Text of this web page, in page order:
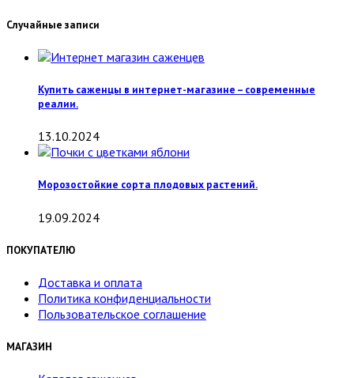
Случайные записи
Купить саженцы в интернет-магазине – современные
реалии.
13.10.2024
Морозостойкие сорта плодовых растений.
19.09.2024
ПОКУПАТЕЛЮ
Доставка и оплата
Политика конфиденциальности
Пользовательское соглашение
МАГАЗИН